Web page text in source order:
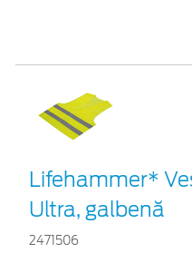
Lifehammer*
Ultra, galbenă
2471506